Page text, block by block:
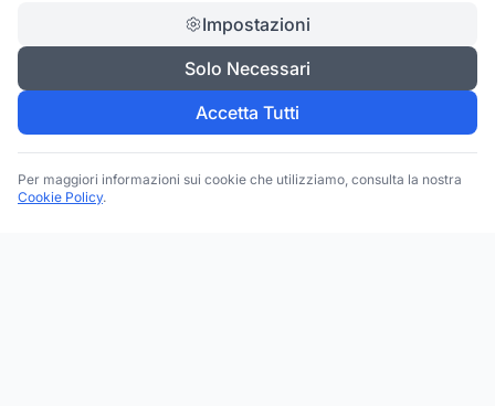
Impostazioni
Solo Necessari
Accetta Tutti
Per maggiori informazioni sui cookie che utilizziamo, consulta la nostra
Cookie Policy.